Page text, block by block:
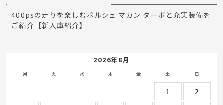
400psの走りを楽しむポルシェ マカン ターボと充実装備を
ご紹介【新入庫紹介】
2026年8月
月 火 水 木 金 土 日
1
2